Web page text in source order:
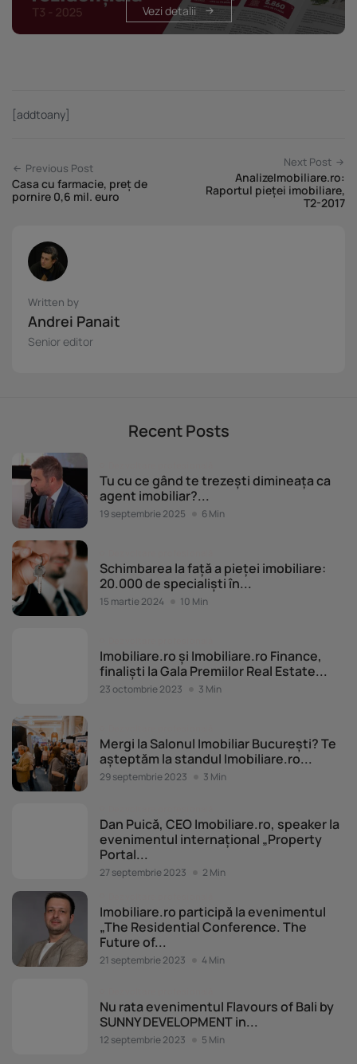
Vezi detalii
[addtoany]
Previous Post
Casa cu farmacie, preț de
pornire 0,6 mil. euro
Next Post
AnalizeImobiliare.ro:
Raportul pieței imobiliare,
T2-2017
Written by
Andrei Panait
Senior editor
Recent Posts
Tu cu ce gând te trezești dimineața ca
agent imobiliar?...
19 septembrie 2025 6 Min
Schimbarea la față a pieței imobiliare:
20.000 de specialiști în...
15 martie 2024 10 Min
Imobiliare.ro și Imobiliare.ro Finance,
finaliști la Gala Premiilor Real Estate...
23 octombrie 2023 3 Min
Mergi la Salonul Imobiliar București? Te
așteptăm la standul Imobiliare.ro...
29 septembrie 2023 3 Min
Dan Puică, CEO Imobiliare.ro, speaker la
evenimentul internațional „Property
Portal...
27 septembrie 2023 2 Min
Imobiliare.ro participă la evenimentul
„The Residential Conference. The
Future of...
21 septembrie 2023 4 Min
Nu rata evenimentul Flavours of Bali by
SUNNY DEVELOPMENT in...
12 septembrie 2023 5 Min